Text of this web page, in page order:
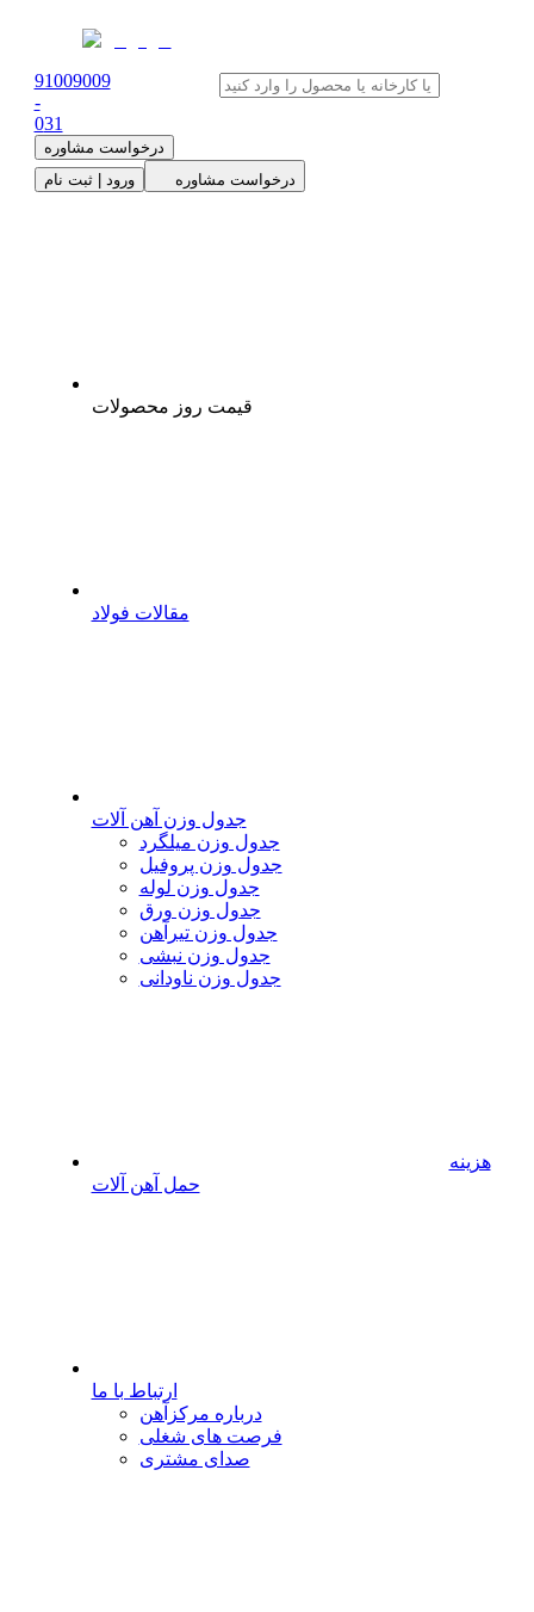
91009009
-
031
درخواست مشاوره
ورود | ثبت نام
درخواست مشاوره
قیمت روز محصولات
مقالات فولاد
جدول وزن آهن آلات
جدول وزن میلگرد
جدول وزن پروفیل
جدول وزن لوله
جدول وزن ورق
جدول وزن تیرآهن
جدول وزن نبشی
جدول وزن ناودانی
هزینه
حمل آهن آلات
ارتباط با ما
درباره مرکزآهن
فرصت های شغلی
صدای مشتری